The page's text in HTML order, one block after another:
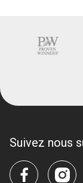
Suivez nous